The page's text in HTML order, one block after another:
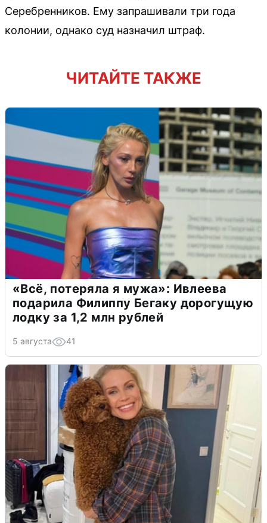
Серебренников. Ему запрашивали три года
колонии, однако суд назначил штраф.
ЧИТАЙТЕ ТАКЖЕ
«Всё, потеряла я мужа»: Ивлеева
подарила Филиппу Бегаку дорогущую
лодку за 1,2 млн рублей
5 августа 41